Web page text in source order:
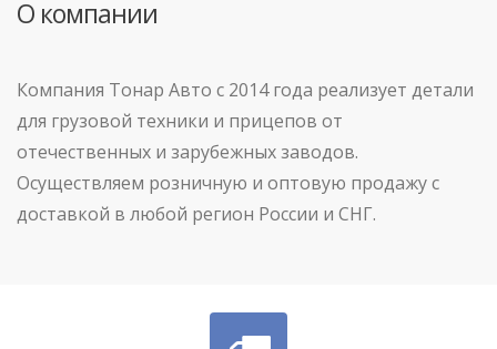
О компании
Компания Тонар Авто с 2014 года реализует детали
для грузовой техники и прицепов от
отечественных и зарубежных заводов.
Осуществляем розничную и оптовую продажу с
доставкой в любой регион России и СНГ.